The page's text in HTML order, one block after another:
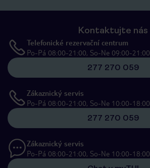
Kontaktujte nás
Telefonické rezervační centrum
Po-Pá 08:00-21:00, So-Ne 09:00-21:00
277 270 059
Zákaznický servis
Po-Pá 08:00-21:00, So-Ne 10:00-18:00
277 270 059
Zákaznický servis
Po-Pá 08:00-21:00, So-Ne 10:00-18:00